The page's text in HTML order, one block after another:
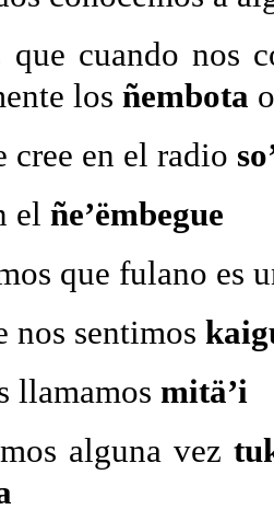
que cuando nos
los ñembota
cree en el radio
el ñe’ëmbegue
que fulano es
nos sentimos
llamamos mitä’i
alguna vez